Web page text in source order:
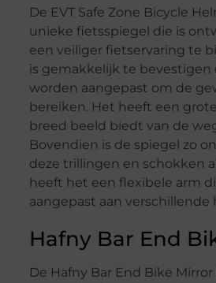
De EVT Safe Zone Bicycle
unieke fietsspiegel die is
een veiliger fietservaring te
is gemakkelijk te bevestigen
worden aangepast om de
bereiken. Het heeft een
breed beeld biedt van de
Bovendien is de spiegel zo
deze trillingen en schokken
heeft het een flexibele arm
aangepast aan verschillende
Hafny Bar End
De Hafny Bar End Bike Mirror